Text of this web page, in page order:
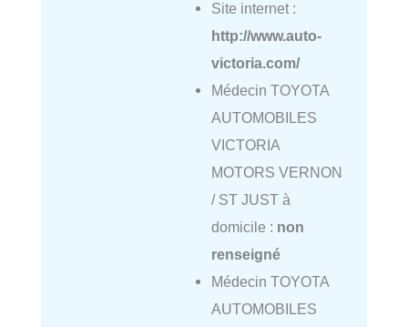
Site internet :
http://www.auto-
victoria.com/
Médecin TOYOTA
AUTOMOBILES
VICTORIA
MOTORS VERNON
/ ST JUST à
domicile : non
renseigné
Médecin TOYOTA
AUTOMOBILES